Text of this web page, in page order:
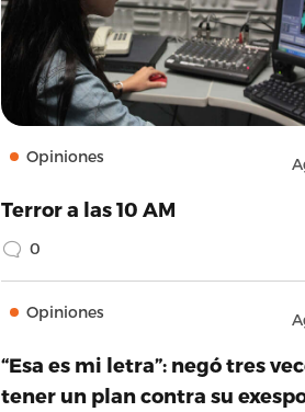
Opiniones
Terror a las 10 AM
0
Opiniones
“Esa es mi letra”: negó tres
tener un plan contra su